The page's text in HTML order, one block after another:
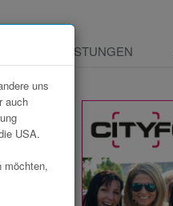
LEISTUNGEN
uns
auch
USA.
möchten,